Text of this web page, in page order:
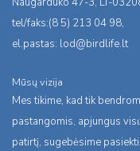
tel/faks:(8 5) 213 04 98,
el.pastas: lod@birdlife.lt
Mūsų vizija
Mes tikime, kad tik
pastangomis, apjungus
patirtį, sugebėsime